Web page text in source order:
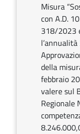
Misura
con A.D.
318/2023
della
febbraio
valere sul
Regionale